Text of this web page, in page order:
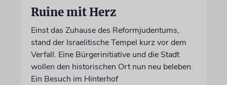
Ruine mit Herz
Einst das Zuhause des Reformjudentums,
stand der Israelitische Tempel kurz vor dem
Verfall. Eine Bürgerinitiative und die Stadt
wollen den historischen Ort nun neu beleben.
Ein Besuch im Hinterhof